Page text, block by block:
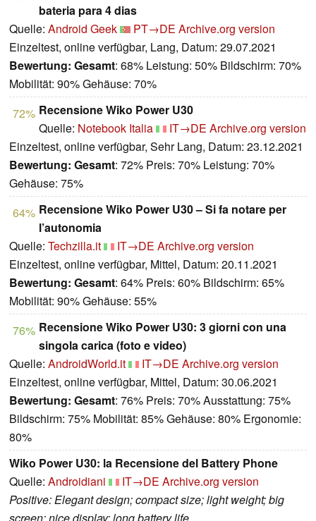
bateria para 4 dias
Quelle: Android Geek PT→DE Archive.org version
Einzeltest, online verfügbar, Lang, Datum: 29.07.2021
Bewertung: Gesamt: 68% Leistung: 50% Bildschirm: 70%
Mobilität: 90% Gehäuse: 70%
72% Recensione Wiko Power U30
Quelle: Notebook Italia IT→DE Archive.org version
Einzeltest, online verfügbar, Sehr Lang, Datum: 23.12.2021
Bewertung: Gesamt: 72% Preis: 70% Leistung: 70%
Gehäuse: 75%
64% Recensione Wiko Power U30 – Si fa notare per
l’autonomia
Quelle: Techzilla.it IT→DE Archive.org version
Einzeltest, online verfügbar, Mittel, Datum: 20.11.2021
Bewertung: Gesamt: 64% Preis: 60% Bildschirm: 65%
Mobilität: 90% Gehäuse: 55%
76% Recensione Wiko Power U30: 3 giorni con una
singola carica (foto e video)
Quelle: AndroidWorld.it IT→DE Archive.org version
Einzeltest, online verfügbar, Mittel, Datum: 30.06.2021
Bewertung: Gesamt: 76% Preis: 70% Ausstattung: 75%
Bildschirm: 75% Mobilität: 85% Gehäuse: 80% Ergonomie:
80%
Wiko Power U30: la Recensione del Battery Phone
Quelle: Androidiani IT→DE Archive.org version
Positive: Elegant design; compact size; light weight; big